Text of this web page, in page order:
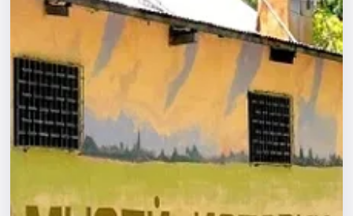
Квесты
Спорт
События
Площадки